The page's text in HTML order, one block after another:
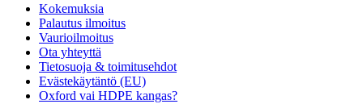
Kokemuksia
Palautus ilmoitus
Vaurioilmoitus
Ota yhteyttä
Tietosuoja & toimitusehdot
Evästekäytäntö (EU)
Oxford vai HDPE kangas?